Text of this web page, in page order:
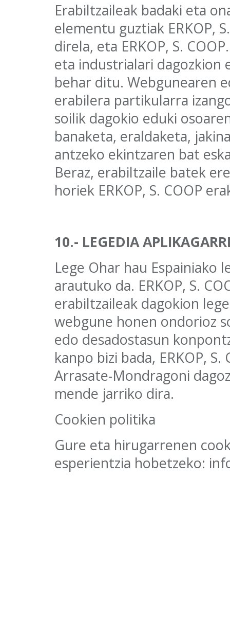
Erabiltzaileak badaki eta
elementu guztiak ERKOP,
direla, eta ERKOP, S.
eta industrialari dagozkion
behar ditu. Webgunearen
erabilera partikularra
soilik dagokio eduki
banaketa, eraldaketa,
antzeko ekintzaren bat
Beraz, erabiltzaile batek
horiek ERKOP, S. COOP
10.- LEGEDIA
Lege Ohar hau
arautuko da. ERKOP, S.
erabiltzaileak dagokion
webgune honen ondorioz
edo desadostasun
kanpo bizi bada, ERKOP,
Arrasate-Mondragoni
mende jarriko dira.
Cookien politika
Gure eta hirugarrenen
esperientzia hobetzeko: